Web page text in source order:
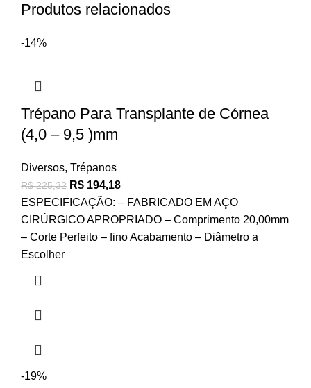
Produtos relacionados
-14%
Trépano Para Transplante de Córnea
(4,0 – 9,5 )mm
Diversos, Trépanos
R$225,32 R$ 194,18
ESPECIFICAÇÃO: – FABRICADO EM AÇO
CIRÚRGICO APROPRIADO – Comprimento 20,00mm
– Corte Perfeito – fino Acabamento – Diâmetro a
Escolher
-19%